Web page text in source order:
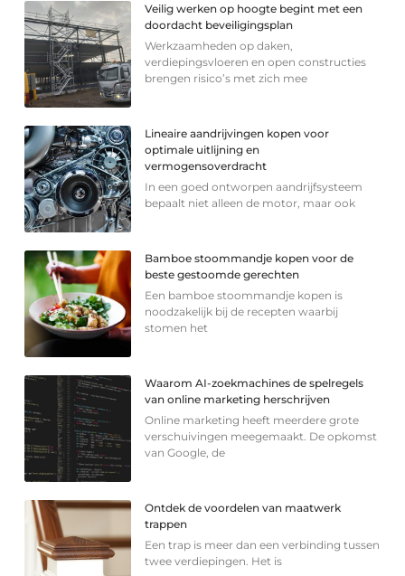
Veilig werken op hoogte begint met een
doordacht beveiligingsplan
Werkzaamheden op daken,
verdiepingsvloeren en open constructies
brengen risico’s met zich mee
Lineaire aandrijvingen kopen voor
optimale uitlijning en
vermogensoverdracht
In een goed ontworpen aandrijfsysteem
bepaalt niet alleen de motor, maar ook
Bamboe stoommandje kopen voor de
beste gestoomde gerechten
Een bamboe stoommandje kopen is
noodzakelijk bij de recepten waarbij
stomen het
Waarom AI-zoekmachines de spelregels
van online marketing herschrijven
Online marketing heeft meerdere grote
verschuivingen meegemaakt. De opkomst
van Google, de
Ontdek de voordelen van maatwerk
trappen
Een trap is meer dan een verbinding tussen
twee verdiepingen. Het is